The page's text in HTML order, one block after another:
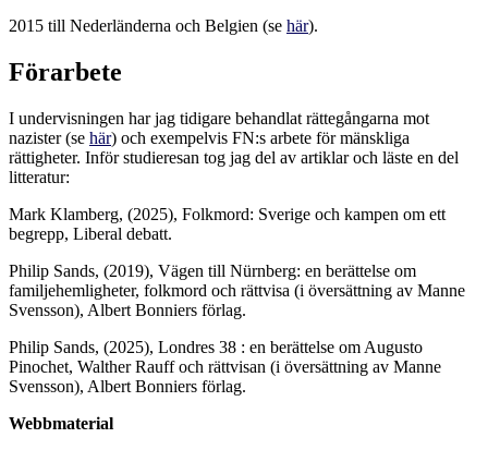
2015 till Nederländerna och Belgien (se här).
Förarbete
I undervisningen har jag tidigare behandlat rättegångarna mot
nazister (se här) och exempelvis FN:s arbete för mänskliga
rättigheter. Inför studieresan tog jag del av artiklar och läste en del
litteratur:
Mark Klamberg, (2025), Folkmord: Sverige och kampen om ett
begrepp, Liberal debatt.
Philip Sands, (2019), Vägen till Nürnberg: en berättelse om
familjehemligheter, folkmord och rättvisa (i översättning av Manne
Svensson), Albert Bonniers förlag.
Philip Sands, (2025), Londres 38 : en berättelse om Augusto
Pinochet, Walther Rauff och rättvisan (i översättning av Manne
Svensson), Albert Bonniers förlag.
Webbmaterial